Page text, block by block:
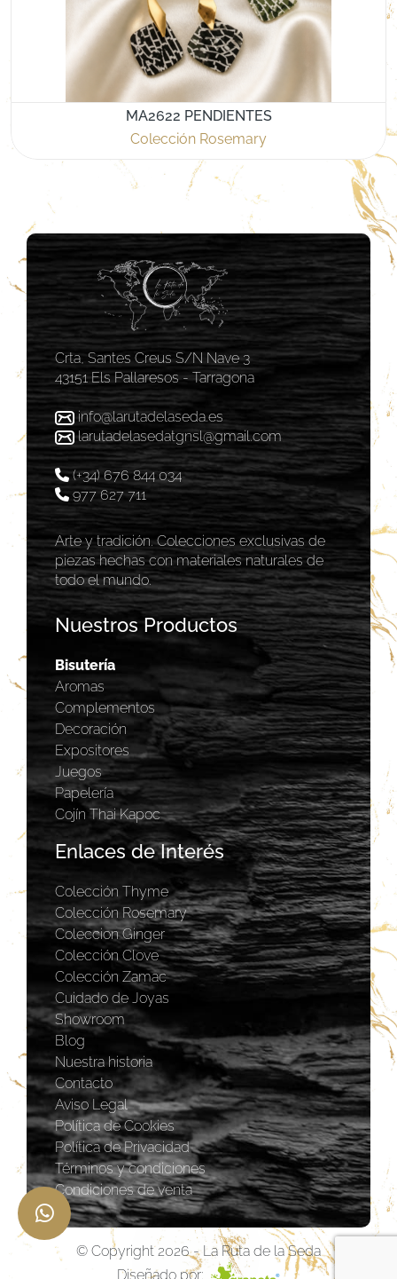
MA2622 PENDIENTES
Colección Rosemary
Crta, Santes Creus S/N Nave 3
43151 Els Pallaresos - Tarragona
info@larutadelaseda.es
larutadelasedatgnsl@gmail.com
(+34) 676 844 034
977 627 711
Arte y tradición. Colecciones exclusivas de
piezas hechas con materiales naturales de
todo el mundo.
Nuestros Productos
Bisutería
Aromas
Complementos
Decoración
Expositores
Juegos
Papelería
Cojín Thai Kapoc
Enlaces de Interés
Colección Thyme
Colección Rosemary
Coleccion Ginger
Colección Clove
Colección Zamac
Cuidado de Joyas
Showroom
Blog
Nuestra historia
Contacto
Aviso Legal
Política de Cookies
Política de Privacidad
Términos y condiciones
Condiciones de venta
© Copyright 2026 - La Ruta de la Seda
Diseñado por: